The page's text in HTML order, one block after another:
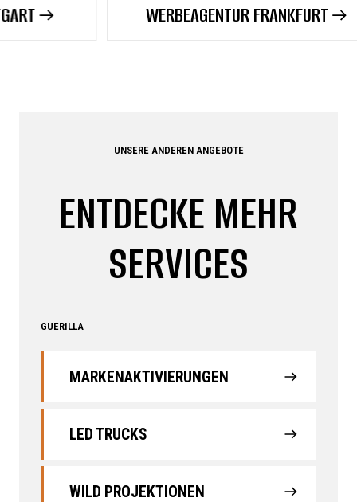
WERBEAGENTUR FRANKFURT
UNSERE ANDEREN ANGEBOTE
ENTDECKE MEHR
SERVICES
GUERILLA
MARKENAKTIVIERUNGEN
LED TRUCKS
WILD PROJEKTIONEN